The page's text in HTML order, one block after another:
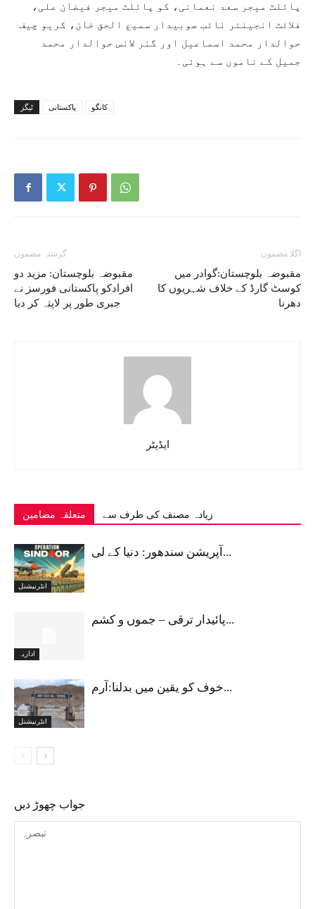
پائلٹ میجر سعد نعمانی، کو پائلٹ میجر فیضان علی،
فلائٹ انجینئر نائب صوبیدار سمیع الحق خان، کریو چیف
حوالدار محمد اسماعیل اور گنر لانس حوالدار محمد
جمیل کے ناموں سے ہوئی۔
ٹیگز پاکستانی کانگو
گزشتہ مضمون
مقبوضہ بلوچستان: مزید دو
افرادکو پاکستانی فورسز نے
جبری طور پر لاپتہ کر دیا
اگلا مضمون
مقبوضہ بلوچستان:گوادر میں
کوسٹ گارڈ کے خلاف شہریوں کا
دھرنا
ایڈیٹر
متعلقہ مضامین زیادہ مصنف کی طرف سے
انٹرنیشنل
آپریشن سندھور: دنیا کے لی...
اداریہ
پائیدار ترقی – جموں و کشم...
انٹرنیشنل
خوف کو یقین میں بدلنا:آرم...
جواب چھوڑ دیں